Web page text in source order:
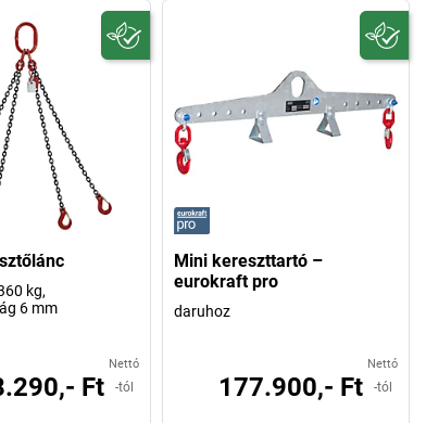
kg,
6 mm
Nettó
Ft -tól
Mini kereszttartó –
eurokraft pro
daruhoz
Nettó
177.900,- Ft -tól